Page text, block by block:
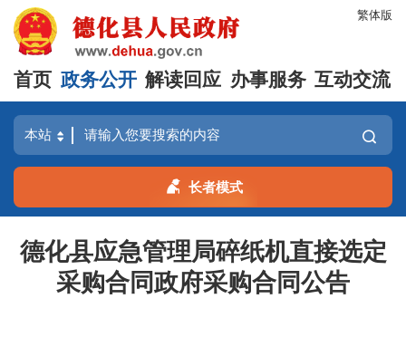
繁体版
首页 政务公开 解读回应 办事服务 互动交流
长者模式
德化县应急管理局碎纸机直接选定
采购合同政府采购合同公告